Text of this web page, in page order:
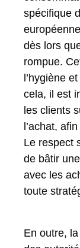
spécifique
dès lors
rompue.
l’hygiène
cela, il est
les clients
l’achat,
Le respect
de bâtir
avec les
toute
En outre,